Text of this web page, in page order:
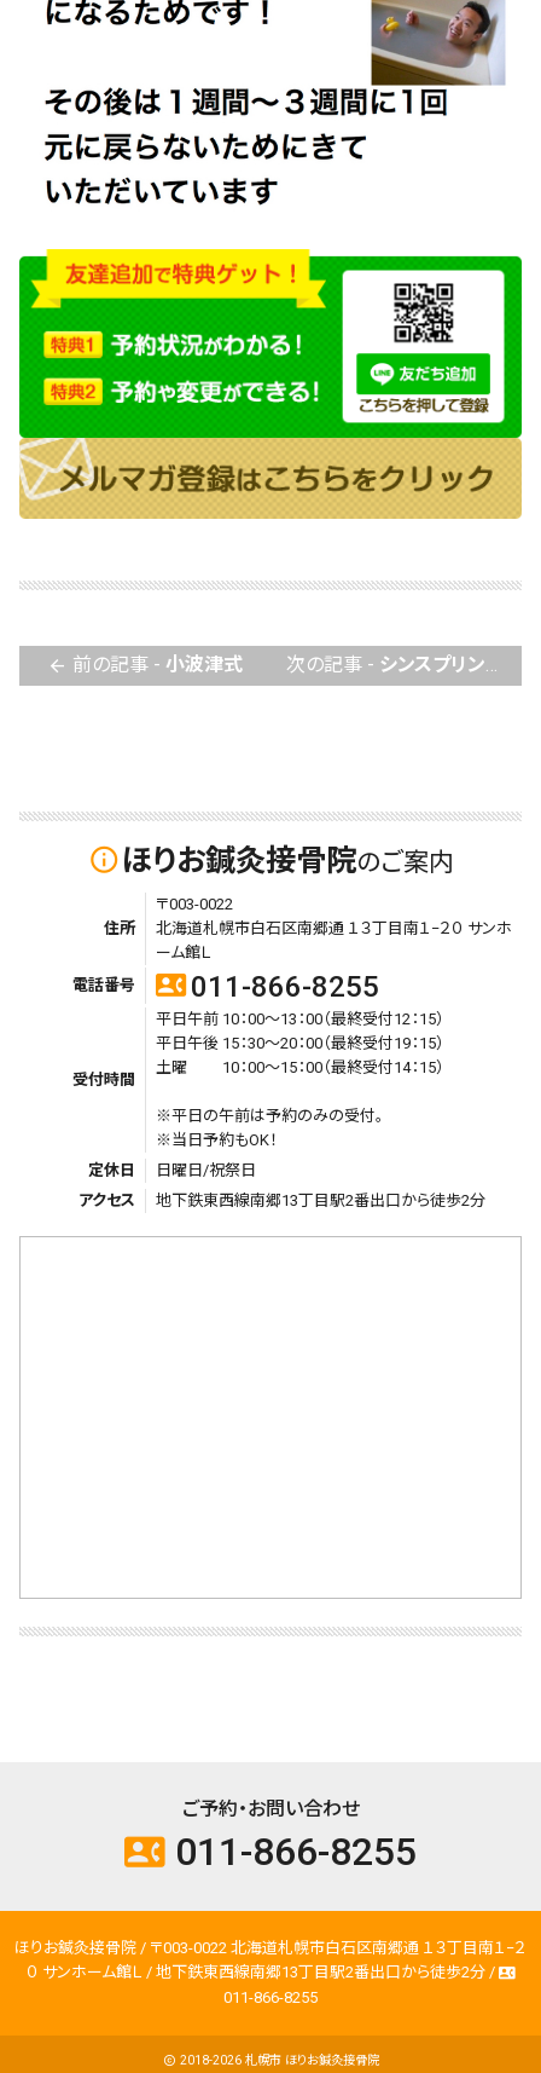
arrow_back 前の記事 - 小波津式 次の記事 - シンスプリント・後脛骨筋、内くるぶしの下の痛みでお悩みのあなたへ
info_outlineほりお鍼灸接骨院のご案内
住所
〒003-0022
北海道札幌市白石区南郷通 １３丁目南１−２０ サンホ
ーム館Ｌ
電話番号
contact_phone 011-866-8255
受付時間
平日午前 10：00～13：00（最終受付12：15）
平日午後 15：30～20：00（最終受付19：15）
土曜 10：00～15：00（最終受付14：15）
※平日の午前は予約のみの受付。
※当日予約もOK！
定休日
日曜日/祝祭日
アクセス
地下鉄東西線南郷13丁目駅2番出口から徒歩2分
ご予約・お問い合わせ
contact_phone 011-866-8255
ほりお鍼灸接骨院 / 〒003-0022 北海道札幌市白石区南郷通 １３丁目南１−２
０ サンホーム館Ｌ / 地下鉄東西線南郷13丁目駅2番出口から徒歩2分 / contact_phone
011-866-8255
copyright 2018-2026 札幌市 ほりお鍼灸接骨院